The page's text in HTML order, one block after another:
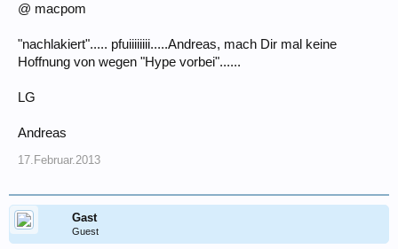
@ macpom
"nachlakiert"..... pfuiiiiiiii.....Andreas, mach Dir mal keine
Hoffnung von wegen "Hype vorbei"......
LG
Andreas
17.Februar.2013
Gast
Guest